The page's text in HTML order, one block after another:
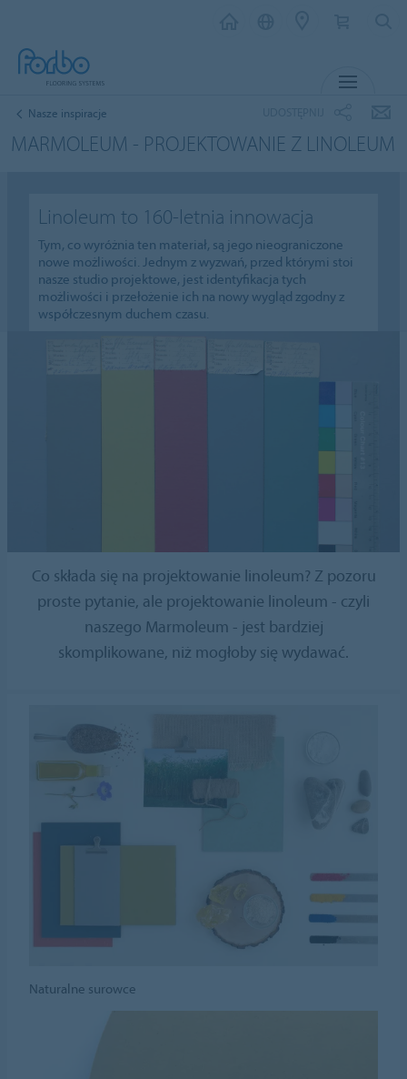
Nasze inspiracje
MARMOLEUM - PROJEKTOWANIE Z LINOLEUM
Linoleum to 160-letnia innowacja
Tym, co wyróżnia ten materiał, są jego nieograniczone
nowe możliwości. Jednym z wyzwań, przed którymi stoi
nasze studio projektowe, jest identyfikacja tych
możliwości i przełożenie ich na nowy wygląd zgodny z
współczesnym duchem czasu.
Co składa się na projektowanie linoleum? Z pozoru
proste pytanie, ale projektowanie linoleum - czyli
naszego Marmoleum - jest bardziej
skomplikowane, niż mogłoby się wydawać.
Naturalne surowce